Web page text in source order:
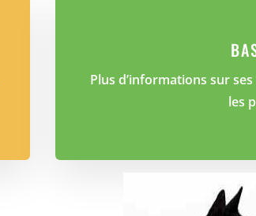
Plus d’informations sur
les